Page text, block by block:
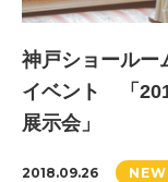
神戸ショールー
イベント 「
展示会」
2018.09.26